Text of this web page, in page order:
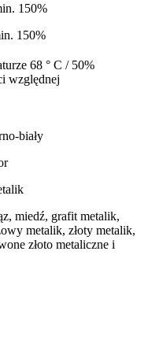
150%
150%
68 ° C / 50%
względnej
biały
miedź, grafit metalik,
metalik, złoty metalik,
złoto metaliczne i